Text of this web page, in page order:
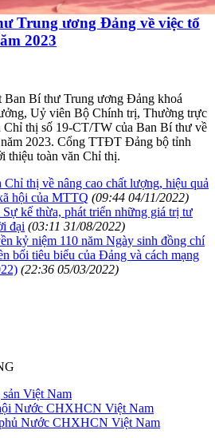
Trung ương Đảng về việc tổ
2023
Ban Bí thư Trung ương Đảng khoá
Uỷ viên Bộ Chính trị, Thường trực
Chỉ thị số 19-CT/TW của Ban Bí thư về
2023. Cổng TTĐT Đảng bộ tỉnh
thiệu toàn văn Chỉ thị.
thị về nâng cao chất lượng, hiệu quả
hội của MTTQ (09:44 04/11/2022)
kế thừa, phát triển những giá trị tư
đại (03:11 31/08/2022)
kỷ niệm 110 năm Ngày sinh đồng chí
bối tiêu biểu của Đảng và cách mạng
(22:36 05/03/2022)
Việt Nam
Nước CHXHCN Việt Nam
Nước CHXHCN Việt Nam